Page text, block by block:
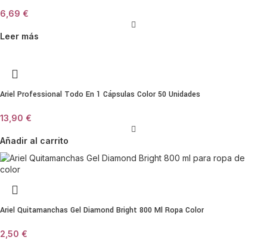
6,69 €
Leer más
Ariel Professional Todo En 1 Cápsulas Color 50 Unidades
13,90 €
Añadir al carrito
Ariel Quitamanchas Gel Diamond Bright 800 Ml Ropa Color
2,50 €